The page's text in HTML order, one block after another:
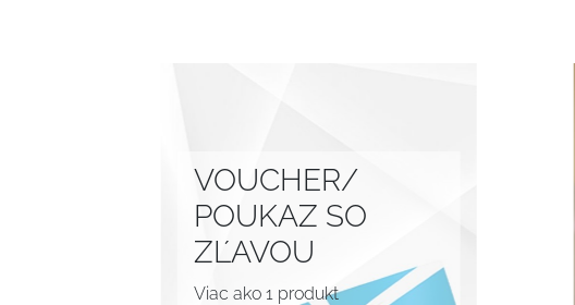
VOUCHER/
POUKAZ SO
ZĽAVOU
Viac ako 1 produkt